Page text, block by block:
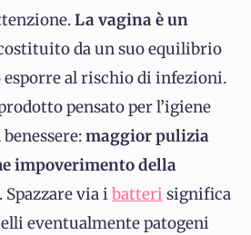
La vagina è un
da un suo equilibrio
esporre al rischio di infezioni.
pensato per l’igiene
maggior pulizia
impoverimento della
. Spazzare via i batteri significa
eventualmente patogeni